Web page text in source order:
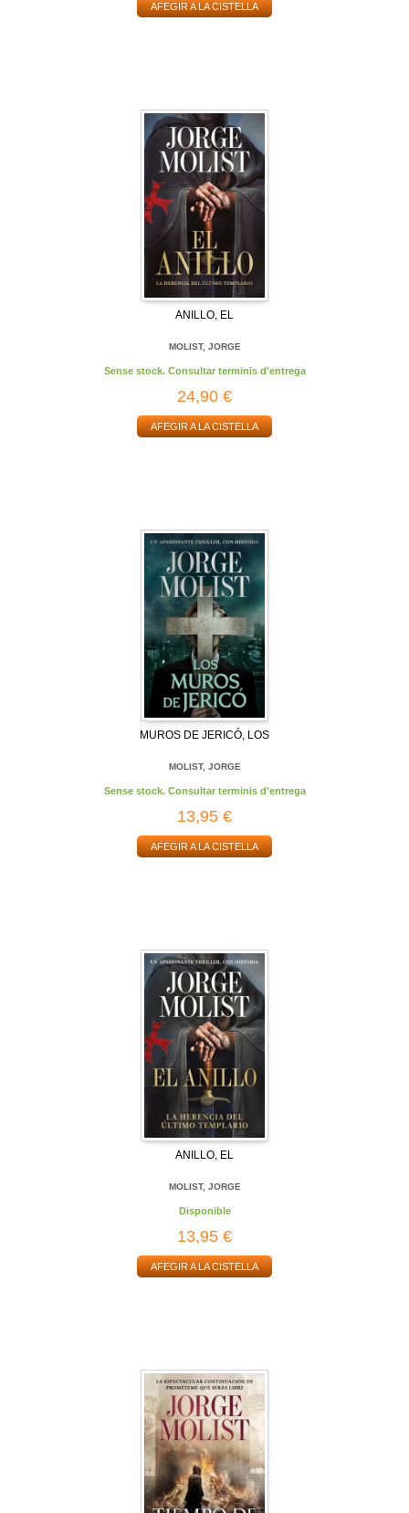
AFEGIR A LA CISTELLA
ANILLO, EL
MOLIST, JORGE
Sense stock. Consultar terminis d'entrega
24,90 €
AFEGIR A LA CISTELLA
MUROS DE JERICÓ, LOS
MOLIST, JORGE
Sense stock. Consultar terminis d'entrega
13,95 €
AFEGIR A LA CISTELLA
ANILLO, EL
MOLIST, JORGE
Disponible
13,95 €
AFEGIR A LA CISTELLA